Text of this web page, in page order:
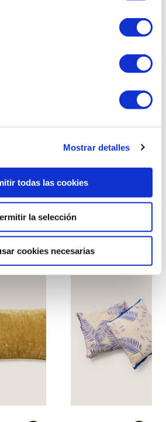
Mostrar detalles
todas las cookies
la selección
cookies necesarias
Coixí primavera groc-
verd